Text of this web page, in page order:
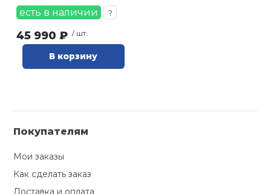
есть в наличии ?
45 990 ₽ / шт.
В корзину
Покупателям
Мои заказы
Как сделать заказ
Доставка и оплата